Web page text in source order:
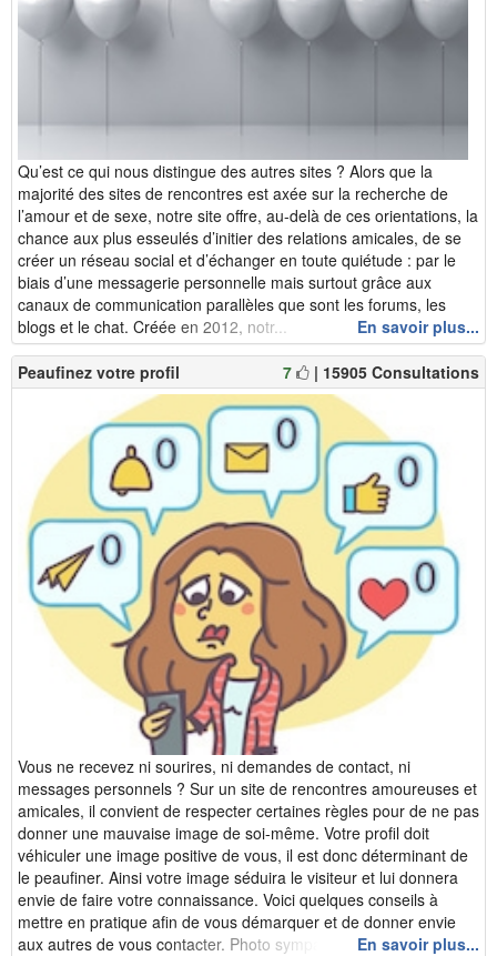
Qu’est ce qui nous distingue des autres sites ? Alors que la
majorité des sites de rencontres est axée sur la recherche de
l’amour et de sexe, notre site offre, au-delà de ces orientations, la
chance aux plus esseulés d’initier des relations amicales, de se
créer un réseau social et d’échanger en toute quiétude : par le
biais d’une messagerie personnelle mais surtout grâce aux
canaux de communication parallèles que sont les forums, les
blogs et le chat. Créée en 2012, notr...
En savoir plus...
Peaufinez votre profil 7 | 15905 Consultations
Vous ne recevez ni sourires, ni demandes de contact, ni
messages personnels ? Sur un site de rencontres amoureuses et
amicales, il convient de respecter certaines règles pour de ne pas
donner une mauvaise image de soi-même. Votre profil doit
véhiculer une image positive de vous, il est donc déterminant de
le peaufiner. Ainsi votre image séduira le visiteur et lui donnera
envie de faire votre connaissance. Voici quelques conseils à
mettre en pratique afin de vous démarquer et de donner envie
aux autres de vous contacter. Photo sympathiqu...En savoir plus...